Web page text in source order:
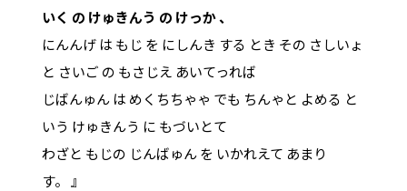
いく の けゅきんう の けっか 、
にんんげ は もじ を にしんき する とき その さしいょ
と さいご の もさじえ あいてっれば
じばんゅん は めくちちゃゃ でも ちんゃと よめる と
いう けゅきんう に もづいとて
わざと もじの じんばゅん を いかれえて あまり
す。 』